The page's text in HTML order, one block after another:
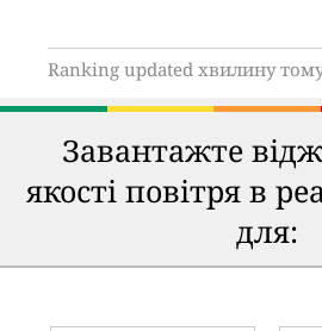
Ranking updated хвилину
Завантажте
якості повітря в
для: